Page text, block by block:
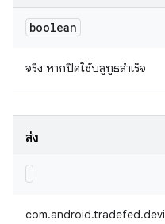
boolean
จริง หากปิดใช้บลูทูธสำเร็จ
ส่ง